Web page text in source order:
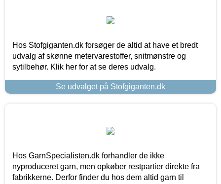
Hos Stofgiganten.dk forsøger de altid at have et bredt
udvalg af skønne metervarestoffer, snitmønstre og
sytilbehør. Klik her for at se deres udvalg.
Se udvalget på Stofgiganten.dk
Hos GarnSpecialisten.dk forhandler de ikke
nyproduceret garn, men opkøber restpartier direkte fra
fabrikkerne. Derfor finder du hos dem altid garn til